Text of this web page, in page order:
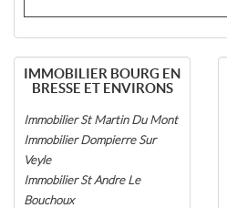
IMMOBILIER BOURG EN
BRESSE ET ENVIRONS
Immobilier St Martin Du Mont
Immobilier Dompierre Sur
Veyle
Immobilier St Andre Le
Bouchoux